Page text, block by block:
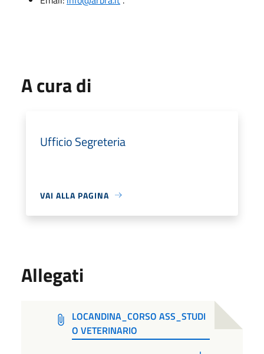
A cura di
Ufficio Segreteria
VAI ALLA PAGINA
Allegati
LOCANDINA_CORSO ASS_STUDI
O VETERINARIO